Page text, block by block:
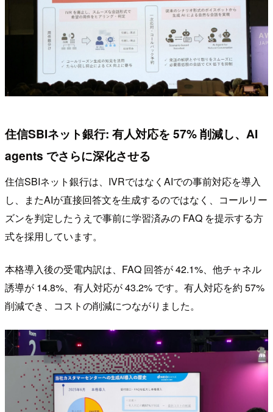
住信SBIネット銀行: 有人対応を 57% 削減し、AI
agents でさらに深化させる
住信SBIネット銀行は、IVRではなくAIでの事前対応を導入
し、またAIが直接回答文を生成するのではなく、コールリー
ズンを判定したうえで事前に学習済みの FAQ を提示する方
式を採用しています。
本格導入後の受電内訳は、FAQ 回答が 42.1%、他チャネル
誘導が 14.8%、有人対応が 43.2% です。有人対応を約 57%
削減でき、コストの削減につながりました。